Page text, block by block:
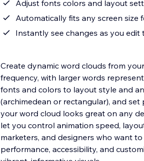
Adjust fonts colors and layout
Automatically fits any screen
Instantly see changes as you
Create dynamic word clouds from
frequency, with larger words
fonts and colors to layout style and
(archimedean or rectangular), and
your word cloud looks great on any
let you control animation speed,
marketers, and designers who want
performance, accessibility, and